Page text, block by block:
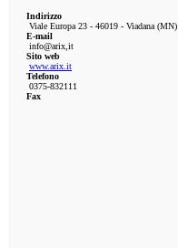
Indirizzo
Viale Europa 23 - 46019 - Viadana (MN)
E-mail
info@arix,it
Sito web
www.arix.it
Telefono
0375-832111
Fax